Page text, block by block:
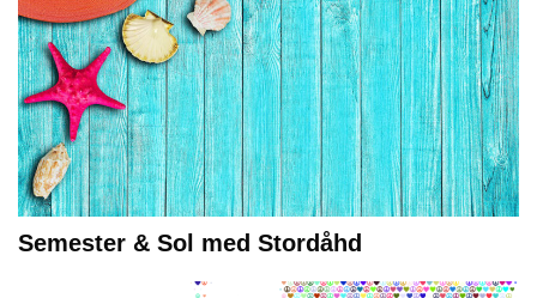
Semester & Sol med Stordåhd